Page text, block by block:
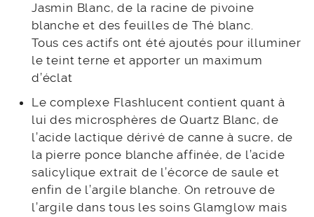
Jasmin Blanc, de la racine de pivoine
blanche et des feuilles de Thé blanc.
Tous ces actifs ont été ajoutés pour illuminer
le teint terne et apporter un maximum
d’éclat
Le complexe Flashlucent contient quant à
lui des microsphères de Quartz Blanc, de
l’acide lactique dérivé de canne à sucre, de
la pierre ponce blanche affinée, de l’acide
salicylique extrait de l’écorce de saule et
enfin de l’argile blanche. On retrouve de
l’argile dans tous les soins Glamglow mais